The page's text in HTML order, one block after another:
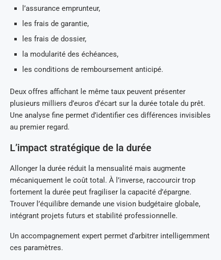
l’assurance emprunteur,
les frais de garantie,
les frais de dossier,
la modularité des échéances,
les conditions de remboursement anticipé.
Deux offres affichant le même taux peuvent présenter
plusieurs milliers d’euros d’écart sur la durée totale du prêt.
Une analyse fine permet d’identifier ces différences invisibles
au premier regard.
L’impact stratégique de la durée
Allonger la durée réduit la mensualité mais augmente
mécaniquement le coût total. À l’inverse, raccourcir trop
fortement la durée peut fragiliser la capacité d’épargne.
Trouver l’équilibre demande une vision budgétaire globale,
intégrant projets futurs et stabilité professionnelle.
Un accompagnement expert permet d’arbitrer intelligemment
ces paramètres.